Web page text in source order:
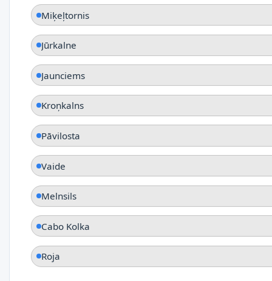
Miķeļtornis
Jūrkalne
Jaunciems
Kroņkalns
Pāvilosta
Vaide
Melnsils
Cabo Kolka
Roja